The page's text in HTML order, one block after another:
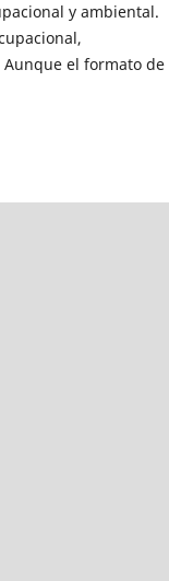
y ambiental.
el formato de